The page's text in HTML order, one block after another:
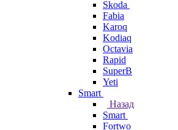
Skoda
Fabia
Karoq
Kodiaq
Octavia
Rapid
SuperB
Yeti
Smart
Назад
Smart
Fortwo